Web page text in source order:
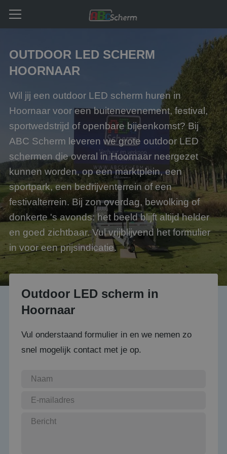
OUTDOOR LED SCHERM
HOORNAAR
Wil jij een outdoor LED scherm huren in
Hoornaar voor een buitenevenement, festival,
sportwedstrijd of openbare bijeenkomst? Bij
ABC Scherm leveren we grote outdoor LED
schermen die overal in Hoornaar neergezet
kunnen worden, op een marktplein, een
sportpark, een bedrijventerrein of een
festivalterrein. Bij zon overdag, bewolking of
donkerte 's avonds: het beeld blijft altijd helder
en goed zichtbaar. Vul vrijblijvend het formulier
in voor een prijsindicatie.
Outdoor LED scherm in
Hoornaar
Vul onderstaand formulier in en we nemen zo
snel mogelijk contact met je op.